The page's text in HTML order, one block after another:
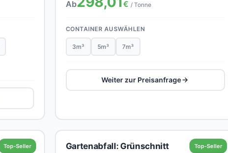
Ab € / Tonne
CONTAINER AUSWÄHLEN
3m³ 5m³ 7m³
Weiter zur Preisanfrage
Top-Seller Top-Seller
Gartenabfall: Grünschnitt